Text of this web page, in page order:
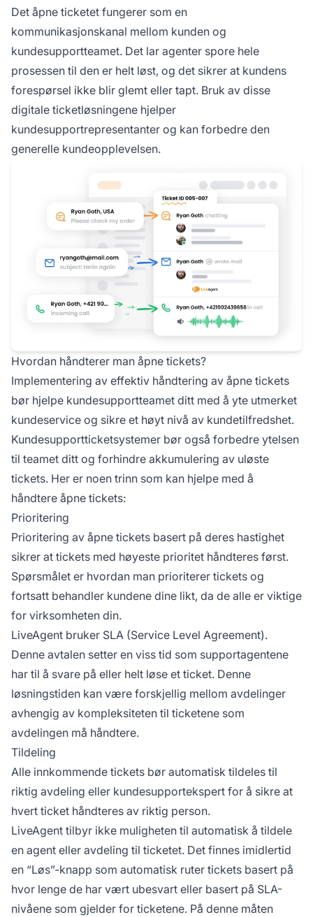
Det åpne ticketet fungerer som en
kommunikasjonskanal mellom kunden og
kundesupportteamet. Det lar agenter spore hele
prosessen til den er helt løst, og det sikrer at kundens
forespørsel ikke blir glemt eller tapt. Bruk av disse
digitale ticketløsningene hjelper
kundesupportrepresentanter og kan forbedre den
generelle kundeopplevelsen.
Hvordan håndterer man åpne tickets?
Implementering av effektiv håndtering av åpne tickets
bør hjelpe kundesupportteamet ditt med å yte utmerket
kundeservice og sikre et høyt nivå av kundetilfredshet.
Kundesupportticketsystemer bør også forbedre ytelsen
til teamet ditt og forhindre akkumulering av uløste
tickets. Her er noen trinn som kan hjelpe med å
håndtere åpne tickets:
Prioritering
Prioritering av åpne tickets basert på deres hastighet
sikrer at tickets med høyeste prioritet håndteres først.
Spørsmålet er hvordan man prioriterer tickets og
fortsatt behandler kundene dine likt, da de alle er viktige
for virksomheten din.
LiveAgent bruker SLA (Service Level Agreement).
Denne avtalen setter en viss tid som supportagentene
har til å svare på eller helt løse et ticket. Denne
løsningstiden kan være forskjellig mellom avdelinger
avhengig av kompleksiteten til ticketene som
avdelingen må håndtere.
Tildeling
Alle innkommende tickets bør automatisk tildeles til
riktig avdeling eller kundesupportekspert for å sikre at
hvert ticket håndteres av riktig person.
LiveAgent tilbyr ikke muligheten til automatisk å tildele
en agent eller avdeling til ticketet. Det finnes imidlertid
en “Løs”-knapp som automatisk ruter tickets basert på
hvor lenge de har vært ubesvart eller basert på SLA-
nivåene som gjelder for ticketene. På denne måten